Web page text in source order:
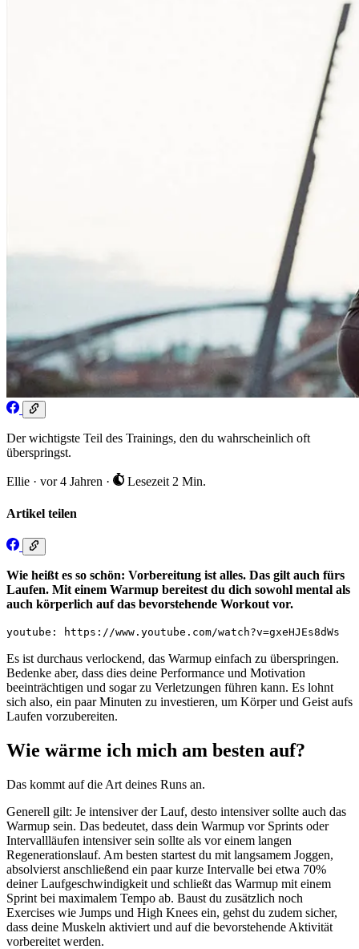
Der wichtigste Teil des Trainings, den du wahrscheinlich oft
überspringst.
Ellie · vor 4 Jahren · Lesezeit 2 Min.
Artikel teilen
Wie heißt es so schön: Vorbereitung ist alles. Das gilt auch fürs
Laufen. Mit einem Warmup bereitest du dich sowohl mental als
auch körperlich auf das bevorstehende Workout vor.
youtube: https://www.youtube.com/watch?v=gxeHJEs8dWs
Es ist durchaus verlockend, das Warmup einfach zu überspringen.
Bedenke aber, dass dies deine Performance und Motivation
beeinträchtigen und sogar zu Verletzungen führen kann. Es lohnt
sich also, ein paar Minuten zu investieren, um Körper und Geist aufs
Laufen vorzubereiten.
Wie wärme ich mich am besten auf?
Das kommt auf die Art deines Runs an.
Generell gilt: Je intensiver der Lauf, desto intensiver sollte auch das
Warmup sein. Das bedeutet, dass dein Warmup vor Sprints oder
Intervallläufen intensiver sein sollte als vor einem langen
Regenerationslauf. Am besten startest du mit langsamem Joggen,
absolvierst anschließend ein paar kurze Intervalle bei etwa 70%
deiner Laufgeschwindigkeit und schließt das Warmup mit einem
Sprint bei maximalem Tempo ab. Baust du zusätzlich noch
Exercises wie Jumps und High Knees ein, gehst du zudem sicher,
dass deine Muskeln aktiviert und auf die bevorstehende Aktivität
vorbereitet werden.